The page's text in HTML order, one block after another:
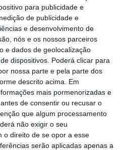
para publicidade e
de publicidade e
e desenvolvimento de
nós e os nossos parceiros
e dados de geolocalização
dispositivos. Poderá clicar para
nossa parte e pela parte dos
descrito acima. Em
mais pormenorizadas e
de consentir ou recusar o
que algum processamento
não exigir o seu
o direito de se opor a esse
serão aplicadas apenas a
da inicial, que o
e da Ação Climática,
no Parlamento
um teto máximo de 180€
grossistas europeus.
para Portugal e
mas seria bastante
europeus
de gás natural.